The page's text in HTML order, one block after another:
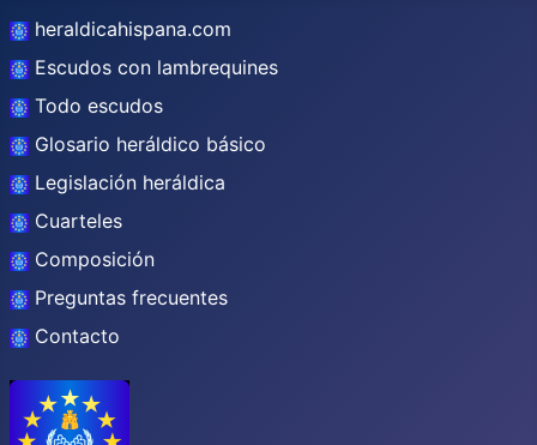
heraldicahispana.com
Escudos con lambrequines
Todo escudos
Glosario heráldico básico
Legislación heráldica
Cuarteles
Composición
Preguntas frecuentes
Contacto